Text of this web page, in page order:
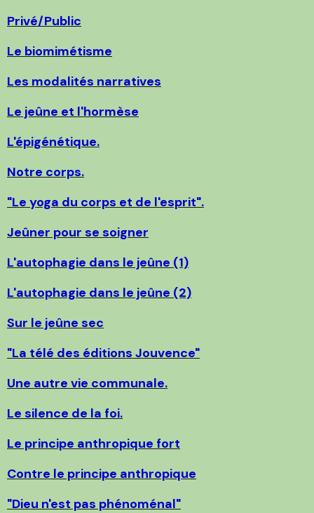
Privé/Public
Le biomimétisme
Les modalités narratives
Le jeûne et l'hormèse
L'épigénétique.
Notre corps.
"Le yoga du corps et de l'esprit".
Jeûner pour se soigner
L'autophagie dans le jeûne (1)
L'autophagie dans le jeûne (2)
Sur le jeûne sec
"La télé des éditions Jouvence"
Une autre vie communale.
Le silence de la foi.
Le principe anthropique fort
Contre le principe anthropique
"Dieu n'est pas phénoménal"